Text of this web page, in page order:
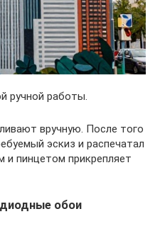
ручной работы.
вручную. После того
эскиз и распечатал
и пинцетом прикрепляет
обои